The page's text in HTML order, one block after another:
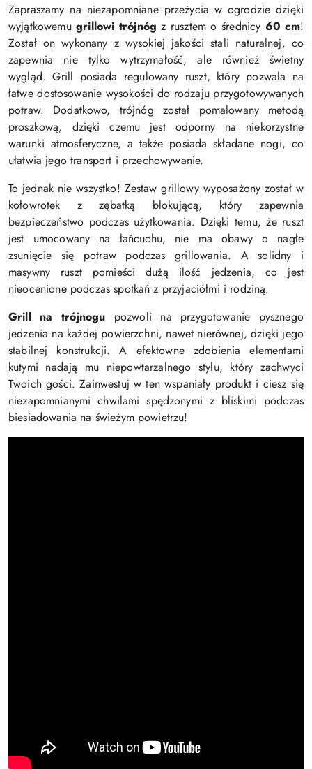
Zapraszamy na niezapomniane przeżycia w ogrodzie dzięki
wyjątkowemugrillowi trójnóg z rusztem o średnicy 60 cm!
Został on wykonany z wysokiej jakości stali naturalnej, co
zapewnia nie tylko wytrzymałość, ale również świetny
wygląd. Grill posiada regulowany ruszt, który pozwala na
łatwe dostosowanie wysokości do rodzaju przygotowywanych
potraw. Dodatkowo, trójnóg został pomalowany metodą
proszkową, dzięki czemu jest odporny na niekorzystne
warunki atmosferyczne, a także posiada składane nogi, co
ułatwia jego transport i przechowywanie.
To jednak nie wszystko! Zestaw grillowy wyposażony został w
kołowrotek z zębatką blokującą, który zapewnia
bezpieczeństwo podczas użytkowania. Dzięki temu, że ruszt
jest umocowany na łańcuchu, nie ma obawy o nagłe
zsunięcie się potraw podczas grillowania. A solidny i
masywny ruszt pomieści dużą ilość jedzenia, co jest
nieocenione podczas spotkań z przyjaciółmi i rodziną.
Grill na trójnogu pozwoli na przygotowanie pysznego
jedzenia na każdej powierzchni, nawet nierównej, dzięki jego
stabilnej konstrukcji. A efektowne zdobienia elementami
kutymi nadają mu niepowtarzalnego stylu, który zachwyci
Twoich gości. Zainwestuj w ten wspaniały produkt i ciesz się
niezapomnianymi chwilami spędzonymi z bliskimi podczas
biesiadowania na świeżym powietrzu!